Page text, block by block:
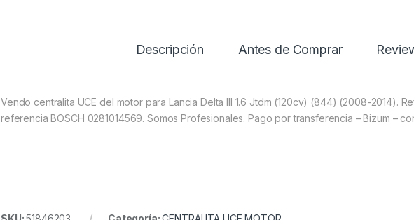
Descripción Antes de Comprar
Vendo centralita UCE del motor para Lancia Delta III 1.6 Jtdm (120cv) (844) (2008-2014).
referencia BOSCH 0281014569. Somos Profesionales. Pago por transferencia – Bizum –